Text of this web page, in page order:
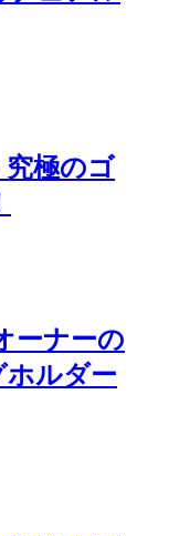
究極のゴ
ーナーの
ホルダー